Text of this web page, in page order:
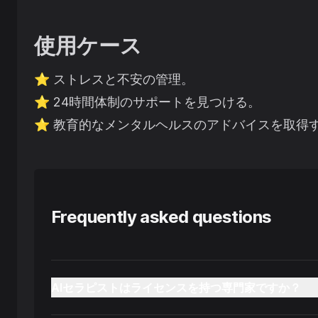
使用ケース
⭐️ ストレスと不安の管理。
⭐️ 24時間体制のサポートを見つける。
⭐️ 教育的なメンタルヘルスのアドバイスを取得
Frequently asked questions